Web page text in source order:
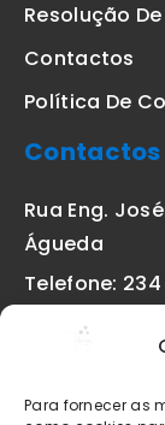
Para fornecer as
Resolução
Contactos
Política De
Contactos
Rua Eng.
Águeda
Telefone: 234